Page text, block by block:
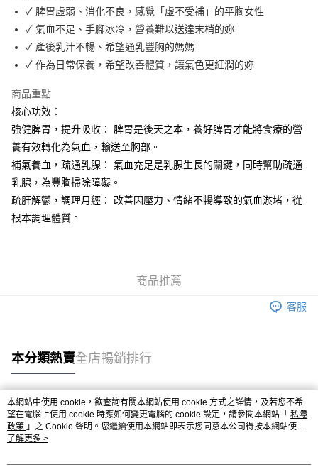
WeChat Pay
其他轉帳方式
相關說明
填寫正確，錯誤資料將導致閣下無法成功付款 2. 轉帳完成請把收據
WhatsApp 客服至 +852 59701047，客服確認收款成功後便會立即確認您
的訂單。
送貨方式
順豐速遞｜寄出日起計派送需時1～2個工作天｜建議下載順豐官方
App以查詢物流進度
每筆HK$43.00，滿HK$600.00或以上免運費
付款後客服預約｜門市自取(下單後客服 WhatsApp 傳送預約連結｜
以連結顯示日期及時間為準)
免運費
✓ 脾胃虛弱、消化不良，感覺「虛不受補」的平胸女性
✓ 氣血不足、手腳冰冷，營養難以送達末梢的妳
✓ 產後乳汁不暢、希望通乳豐胸的媽媽
✓ 作為日常保養，希望改善體質，讓氣色更紅潤的妳
商品重點
核心功效：
強健脾胃，提升吸收： 脾胃是後天之本，養好脾胃才能將食療的營
養有效轉化為氣血，輸送至胸部。
補氣養血，疏通乳腺： 氣血充足是乳腺生長的關鍵，同時幫助疏通
乳腺，為豐胸掃除障礙。
疏肝解鬱，調理月經： 改善因壓力、情緒不暢導致的氣血淤堵，從
根本調理體質。
商品推薦
客服
本分類熱賣全店暢銷排行
熱門標籤
熱銷排行
本網站中使用 cookie，欲查詢有關本網站使用 cookie 方式之詳情，及若您不希
望在電腦上使用 cookie 時應如何變更電腦的 cookie 設定，請參閱本網站「 私隱
政策 」之 Cookie 聲明。您繼續使用本網站即表示您同意本公司得按本網站使用
條款之 Cookie 聲明使用 cookie。
了解更多 >